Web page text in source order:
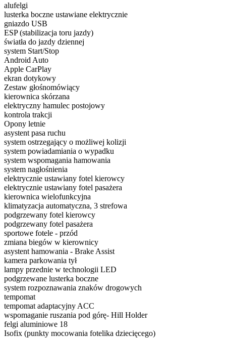
alufelgi
lusterka boczne ustawiane elektrycznie
gniazdo USB
ESP (stabilizacja toru jazdy)
światła do jazdy dziennej
system Start/Stop
Android Auto
Apple CarPlay
ekran dotykowy
Zestaw głośnomówiący
kierownica skórzana
elektryczny hamulec postojowy
kontrola trakcji
Opony letnie
asystent pasa ruchu
system ostrzegający o możliwej kolizji
system powiadamiania o wypadku
system wspomagania hamowania
system nagłośnienia
elektrycznie ustawiany fotel kierowcy
elektrycznie ustawiany fotel pasażera
kierownica wielofunkcyjna
klimatyzacja automatyczna, 3 strefowa
podgrzewany fotel kierowcy
podgrzewany fotel pasażera
sportowe fotele - przód
zmiana biegów w kierownicy
asystent hamowania - Brake Assist
kamera parkowania tył
lampy przednie w technologii LED
podgrzewane lusterka boczne
system rozpoznawania znaków drogowych
tempomat
tempomat adaptacyjny ACC
wspomaganie ruszania pod górę- Hill Holder
felgi aluminiowe 18
Isofix (punkty mocowania fotelika dziecięcego)